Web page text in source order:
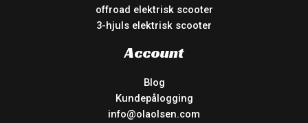
offroad elektrisk scooter
3-hjuls elektrisk scooter
Account
Blog
Kundepålogging
info@olaolsen.com